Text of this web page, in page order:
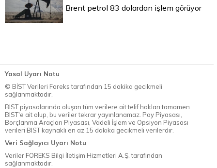
Brent petrol 83 dolardan işlem görüyor
Yasal Uyarı Notu
© BİST Verileri Foreks tarafından 15 dakika gecikmeli
sağlanmaktadır.
BIST piyasalarında oluşan tüm verilere ait telif hakları tamamen
BIST'e ait olup, bu veriler tekrar yayınlanamaz. Pay Piyasası,
Borçlanma Araçları Piyasası, Vadeli İşlem ve Opsiyon Piyasası
verileri BIST kaynaklı en az 15 dakika gecikmeli verilerdir.
Veri Sağlayıcı Uyarı Notu
Veriler FOREKS Bilgi İletişim Hizmetleri A.Ş. tarafından
sağlanmaktadır.